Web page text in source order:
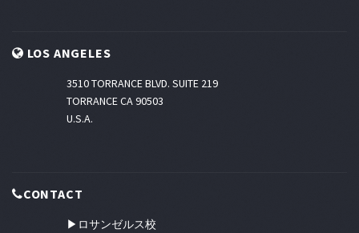
LOS ANGELES
3510 TORRANCE BLVD. SUITE 219
TORRANCE CA 90503
U.S.A.
CONTACT
▶ロサンゼルス校